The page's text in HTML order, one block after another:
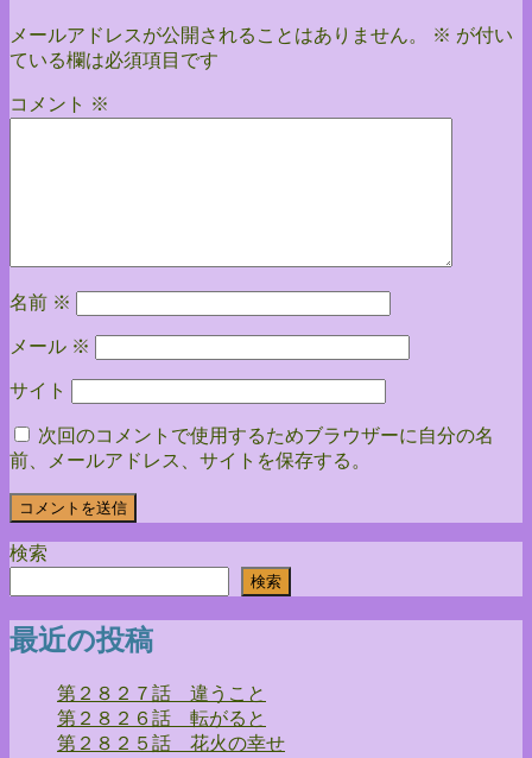
ビ
ゲ
メールアドレスが公開されることはありません。 ※ が付い
ている欄は必須項目です
コメント ※
名前 ※
メール ※
サイト
次回のコメントで使用するためブラウザーに自分の名
前、メールアドレス、サイトを保存する。
検索
検索
最近の投稿
第２８２７話 違うこと
第２８２６話 転がると
第２８２５話 花火の幸せ